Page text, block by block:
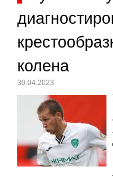
колена
30.04.2023